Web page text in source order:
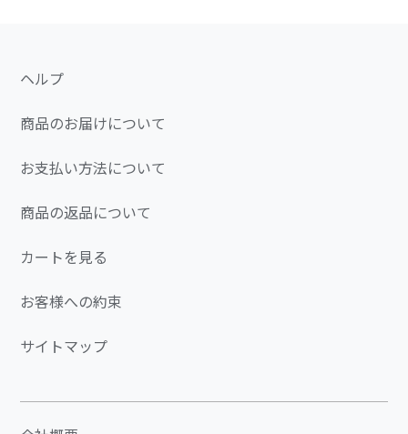
ヘルプ
商品のお届けについて
お支払い方法について
商品の返品について
カートを見る
お客様への約束
サイトマップ